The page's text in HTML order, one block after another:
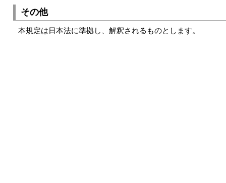
その他
本規定は日本法に準拠し、解釈されるものとします。